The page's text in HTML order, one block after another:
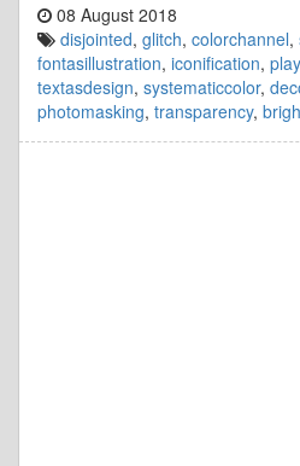
08 August 2018
disjointed, glitch, colorchannel,
fontasillustration, iconification,
textasdesign, systematiccolor,
photomasking, transparency,